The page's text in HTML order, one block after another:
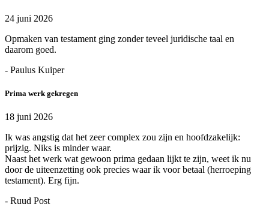
24 juni 2026
Opmaken van testament ging zonder teveel juridische taal en
daarom goed.
- Paulus Kuiper
Prima werk gekregen
18 juni 2026
Ik was angstig dat het zeer complex zou zijn en hoofdzakelijk:
prijzig. Niks is minder waar.
Naast het werk wat gewoon prima gedaan lijkt te zijn, weet ik nu
door de uiteenzetting ook precies waar ik voor betaal (herroeping
testament). Erg fijn.
- Ruud Post